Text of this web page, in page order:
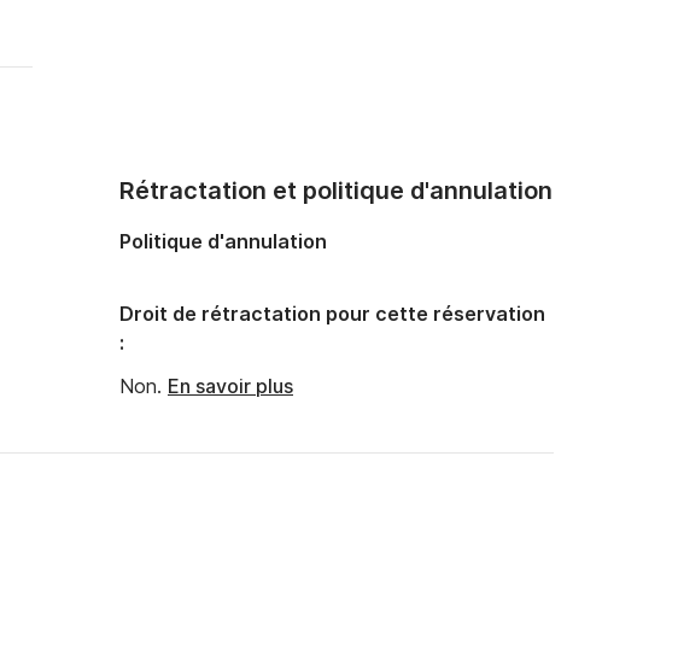
Rétractation et politique d'annulation
Politique d'annulation
Droit de rétractation pour cette réservation
:
Non. En savoir plus